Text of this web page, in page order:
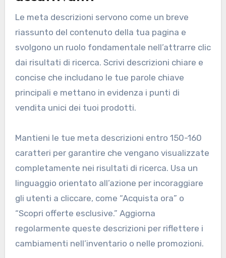
Le meta descrizioni servono come un breve
riassunto del contenuto della tua pagina e
svolgono un ruolo fondamentale nell’attrarre clic
dai risultati di ricerca. Scrivi descrizioni chiare e
concise che includano le tue parole chiave
principali e mettano in evidenza i punti di
vendita unici dei tuoi prodotti.
Mantieni le tue meta descrizioni entro 150-160
caratteri per garantire che vengano visualizzate
completamente nei risultati di ricerca. Usa un
linguaggio orientato all’azione per incoraggiare
gli utenti a cliccare, come “Acquista ora” o
“Scopri offerte esclusive.” Aggiorna
regolarmente queste descrizioni per riflettere i
cambiamenti nell’inventario o nelle promozioni.